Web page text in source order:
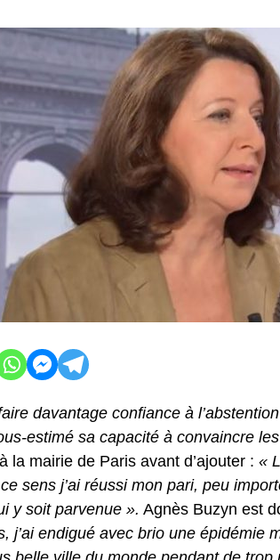
davantage confiance à
estimé sa capacité à convaincre
la mairie de Paris avant d’ajouter : «
sens j’ai réussi mon pari, peu
y soit parvenue ». Agnès Buzyn est
j’ai endigué avec brio une épidémie